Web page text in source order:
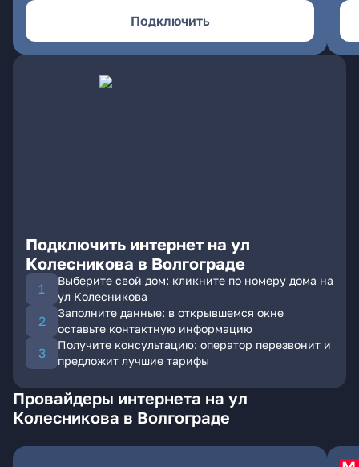
Подключить
Подключить интернет на ул
Колесникова в Волгограде
Выберите свой дом: кликните по номеру дома на
ул Колесникова
Заполните данные: в открывшемся окне
оставьте контактную информацию
Получите консультацию: оператор перезвонит и
предложит лучшие тарифы
Провайдеры интернета на ул
Колесникова в Волгограде